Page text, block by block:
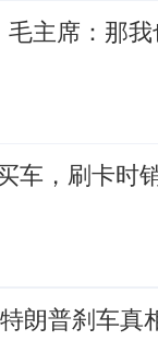
主席：那
车，刷卡时
朗普刹车真